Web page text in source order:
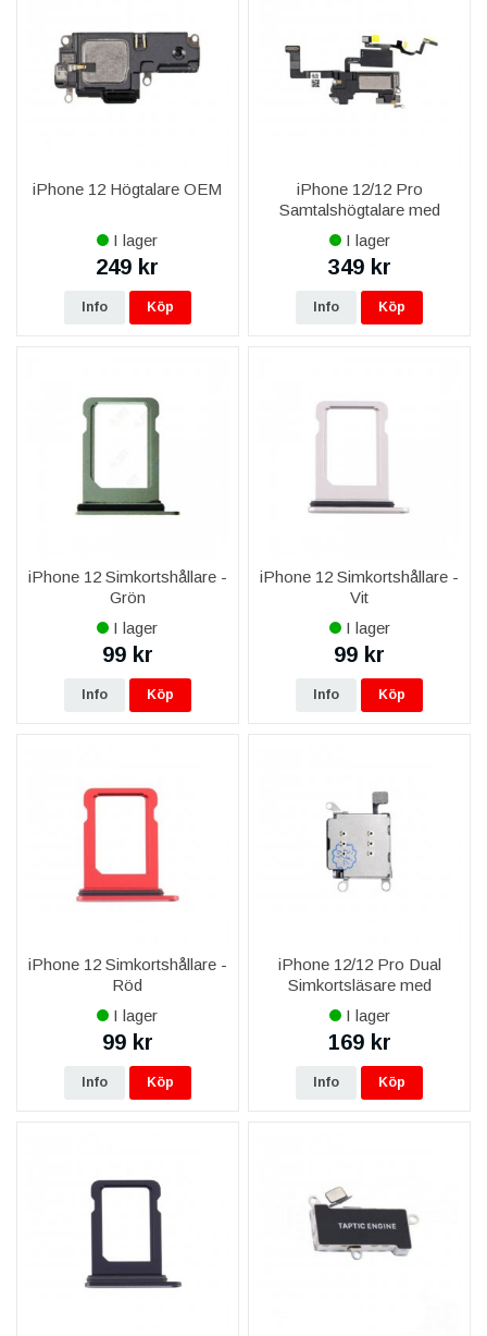
iPhone 12 Högtalare OEM
I lager
249 kr
Info Köp
iPhone 12/12 Pro
Samtalshögtalare med
Närhetssensor Flexkabel
OEM
I lager
349 kr
Info Köp
iPhone 12 Simkortshållare -
Grön
I lager
99 kr
Info Köp
iPhone 12 Simkortshållare -
Vit
I lager
99 kr
Info Köp
iPhone 12 Simkortshållare -
Röd
I lager
99 kr
Info Köp
iPhone 12/12 Pro Dual
Simkortsläsare med
Flexkabel
I lager
169 kr
Info Köp